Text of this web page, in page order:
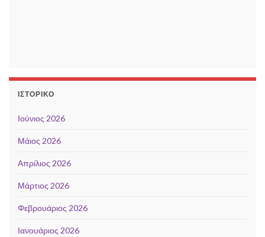
ΙΣΤΟΡΙΚΌ
Ιούνιος 2026
Μάιος 2026
Απρίλιος 2026
Μάρτιος 2026
Φεβρουάριος 2026
Ιανουάριος 2026